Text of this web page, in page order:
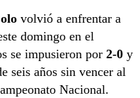
volvió a enfrentar a
domingo en el
se impusieron por 2-0 y
seis años sin vencer al
Nacional.